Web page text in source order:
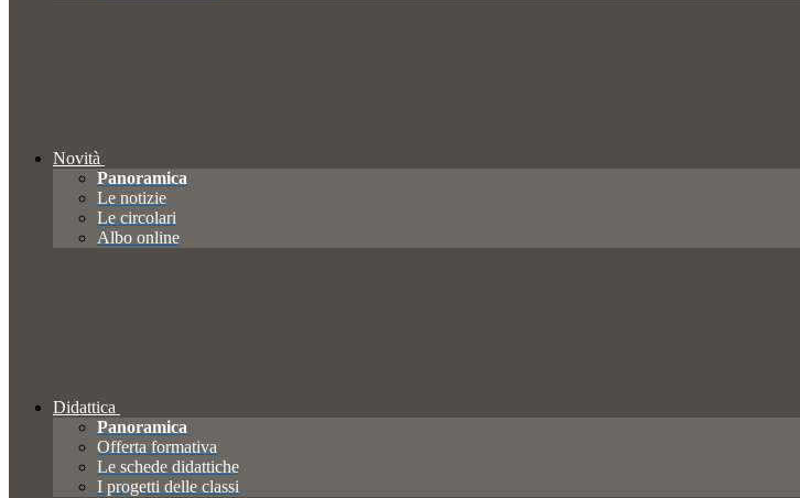
Novità
Panoramica
Le notizie
Le circolari
Albo online
Didattica
Panoramica
Offerta formativa
Le schede didattiche
I progetti delle classi